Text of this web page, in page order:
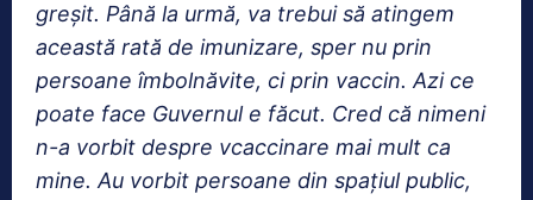
greșit. Până la urmă, va trebui să atingem
această rată de imunizare, sper nu prin
persoane îmbolnăvite, ci prin vaccin. Azi ce
poate face Guvernul e făcut. Cred că nimeni
n-a vorbit despre vcaccinare mai mult ca
mine. Au vorbit persoane din spațiul public,